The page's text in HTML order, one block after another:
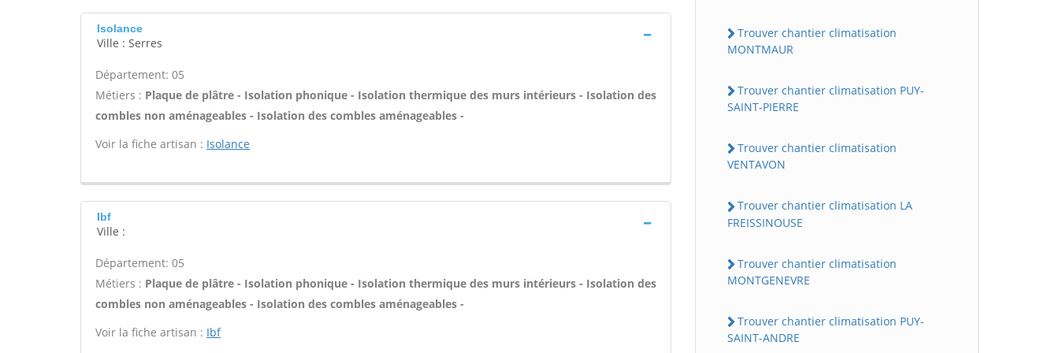
Isolance
Ville : Serres
Département: 05
Métiers : Plaque de plâtre - Isolation phonique - Isolation thermique des murs intérieurs - Isolation des
combles non aménageables - Isolation des combles aménageables -
Voir la fiche artisan : Isolance
Ibf
Ville :
Département: 05
Métiers : Plaque de plâtre - Isolation phonique - Isolation thermique des murs intérieurs - Isolation des
combles non aménageables - Isolation des combles aménageables -
Voir la fiche artisan : Ibf
Trouver chantier climatisation
MONTMAUR
Trouver chantier climatisation PUY-
SAINT-PIERRE
Trouver chantier climatisation
VENTAVON
Trouver chantier climatisation LA
FREISSINOUSE
Trouver chantier climatisation
MONTGENEVRE
Trouver chantier climatisation PUY-
SAINT-ANDRE